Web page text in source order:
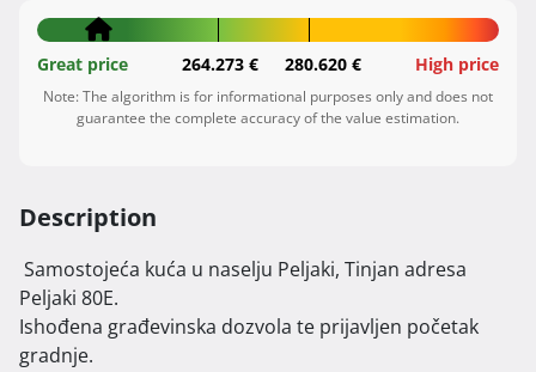
Great price 264.273 € 280.620 € High price
Note: The algorithm is for informational purposes only and does not
guarantee the complete accuracy of the value estimation.
Description
Peljaki 80E.
Ishođena građevinska dozvola te prijavljen početak
gradnje.